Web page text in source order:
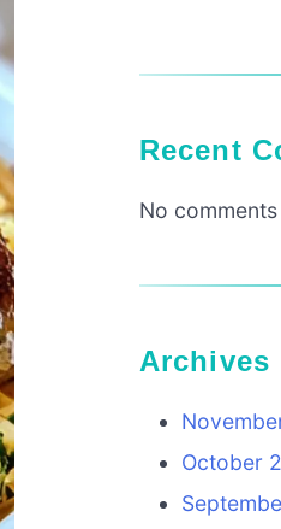
Recent
No
Archives
October